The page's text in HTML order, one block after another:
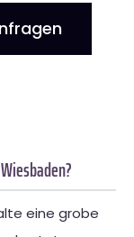
eine grobe